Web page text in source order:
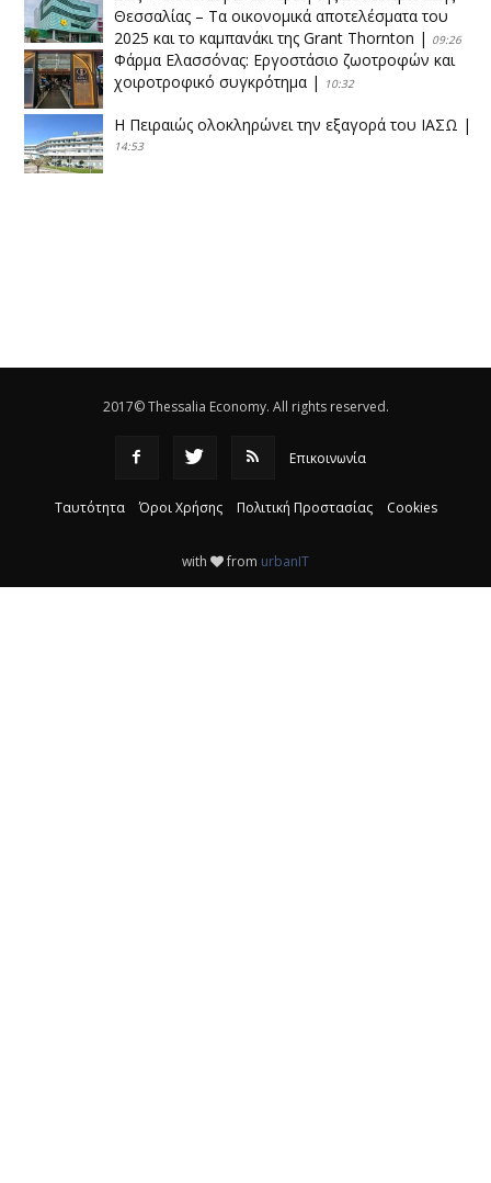
Θεσσαλίας – Τα οικονομικά αποτελέσματα του
2025 και το καμπανάκι της Grant Thornton | 09:26
Φάρμα Ελασσόνας: Εργοστάσιο ζωοτροφών και
χοιροτροφικό συγκρότημα | 10:32
Η Πειραιώς ολοκληρώνει την εξαγορά του ΙΑΣΩ |
14:53
2017© Thessalia Economy. All rights reserved.
Επικοινωνία
Ταυτότητα Όροι Χρήσης Πολιτική Προστασίας Cookies
with from urbanIT